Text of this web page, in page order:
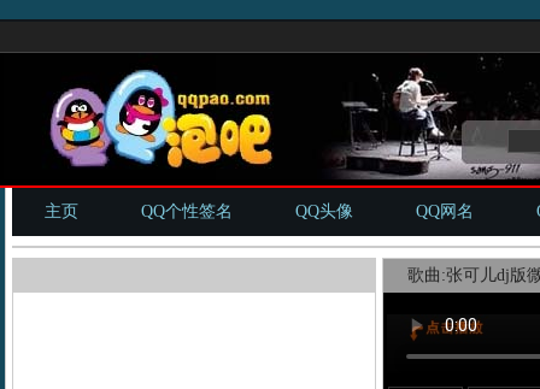
主页 QQ个性签名 QQ头像 QQ网名
歌曲:张可儿dj版